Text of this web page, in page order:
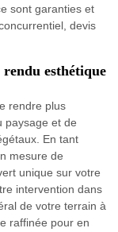
sont garanties et
devis
esthétique
rendre plus
paysage et de
En tant
mesure de
unique sur votre
intervention dans
de votre terrain à
raffinée pour en